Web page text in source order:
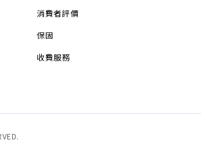
消費者評價
保固
收費服務